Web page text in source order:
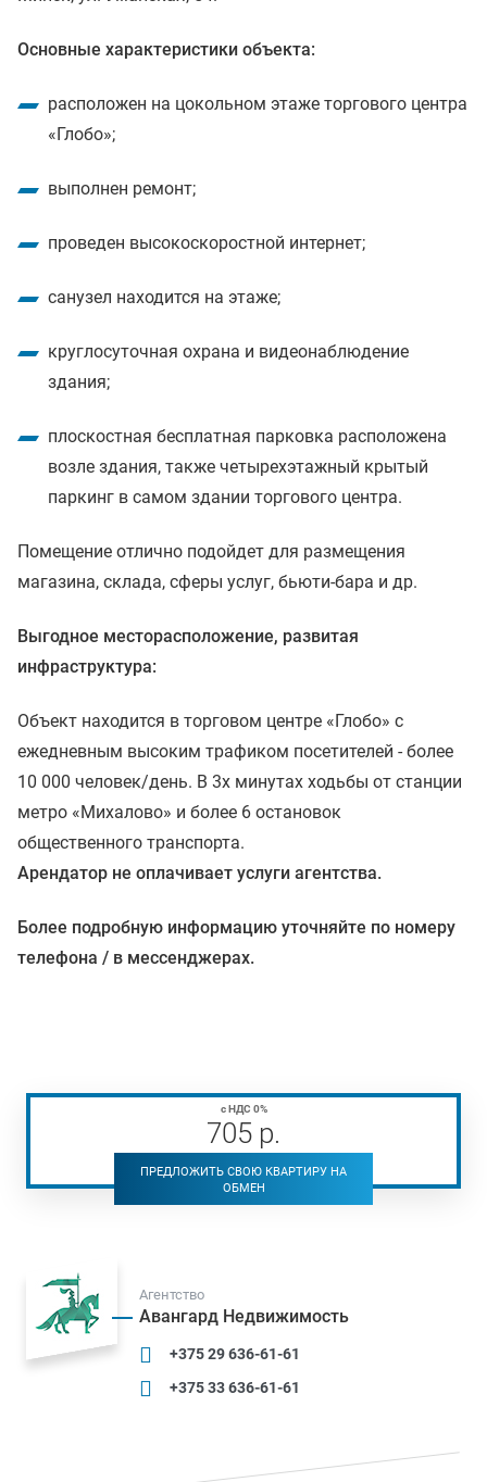
Основные характеристики объекта:
расположен на цокольном этаже торгового центра
«Глобо»;
выполнен ремонт;
проведен высокоскоростной интернет;
санузел находится на этаже;
круглосуточная охрана и видеонаблюдение
здания;
плоскостная бесплатная парковка расположена
возле здания, также четырехэтажный крытый
паркинг в самом здании торгового центра.
Помещение отлично подойдет для размещения
магазина, склада, сферы услуг, бьюти-бара и др.
Выгодное месторасположение, развитая
инфраструктура:
Объект находится в торговом центре «Глобо» с
ежедневным высоким трафиком посетителей - более
10 000 человек/день. В 3х минутах ходьбы от станции
метро «Михалово» и более 6 остановок
общественного транспорта.
Арендатор не оплачивает услуги агентства.
Более подробную информацию уточняйте по номеру
телефона / в мессенджерах.
с НДС 0%
705 р.
ПРЕДЛОЖИТЬ СВОЮ КВАРТИРУ НА
ОБМЕН
Агентство
Авангард Недвижимость
+375 29 636-61-61
+375 33 636-61-61